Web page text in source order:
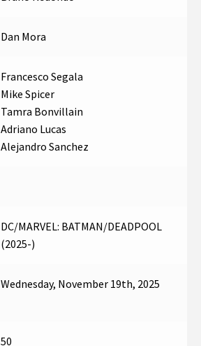
Dan Mora
Francesco Segala
Mike Spicer
Tamra Bonvillain
Adriano Lucas
Alejandro Sanchez
DC/MARVEL: BATMAN/DEADPOOL
(2025-)
Wednesday, November 19th, 2025
50